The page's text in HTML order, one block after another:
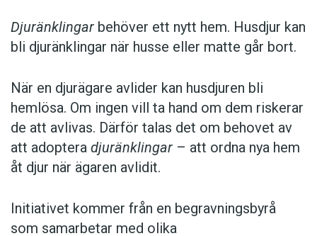
Djuränklingar behöver ett nytt hem. Husdjur kan
bli djuränklingar när husse eller matte går bort.
När en djurägare avlider kan husdjuren bli
hemlösa. Om ingen vill ta hand om dem riskerar
de att avlivas. Därför talas det om behovet av
att adoptera djuränklingar – att ordna nya hem
åt djur när ägaren avlidit.
Initiativet kommer från en begravningsbyrå
som samarbetar med olika